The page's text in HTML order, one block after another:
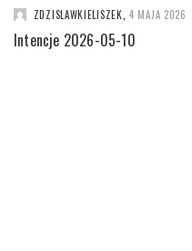
ZDZISLAWKIELISZEK 4 MAJA 2026
Intencje 2026-05-10